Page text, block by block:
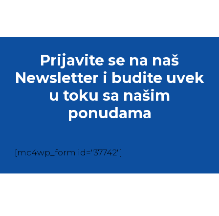
Prijavite se na naš
Newsletter i budite uvek
u toku sa našim
ponudama
[mc4wp_form id="37742"]